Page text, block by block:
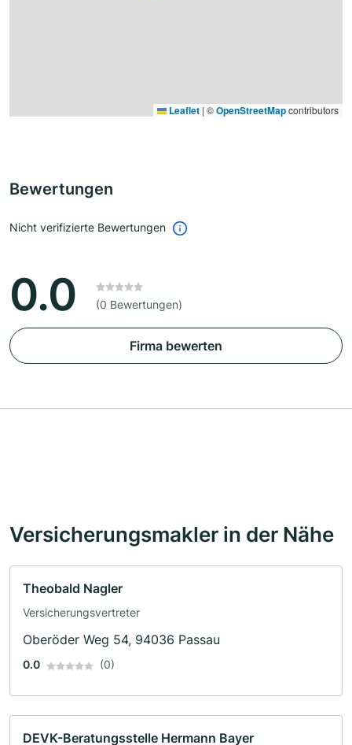
Leaflet | ©OpenStreetMapcontributors
Bewertungen
Nicht verifizierte Bewertungen
0.0 (0 Bewertungen)
Firma bewerten
Versicherungsmakler in der Nähe
Theobald Nagler
Versicherungsvertreter
Oberöder Weg 54, 94036 Passau
0.0 (0)
DEVK-Beratungsstelle Hermann Bayer